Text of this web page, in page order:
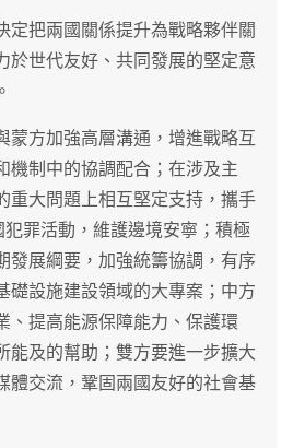
定把兩國關係提升為戰略夥伴關
於世代友好、共同發展的堅定意
蒙方加強高層溝通，增進戰略互
機制中的協調配合；在涉及主
重大問題上相互堅定支持，攜手
犯罪活動，維護邊境安寧；積極
發展綱要，加強統籌協調，有序
礎設施建設領域的大專案；中方
、提高能源保障能力、保護環
能及的幫助；雙方要進一步擴大
體交流，鞏固兩國友好的社會基